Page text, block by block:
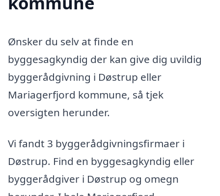
Ønsker du selv at finde en
byggesagkyndig der kan give dig uvildig
byggerådgivning i Døstrup eller
Mariagerfjord kommune, så tjek
oversigten herunder.
Vi fandt 3 byggerådgivningsfirmaer i
Døstrup. Find en byggesagkyndig eller
byggerådgiver i Døstrup og omegn